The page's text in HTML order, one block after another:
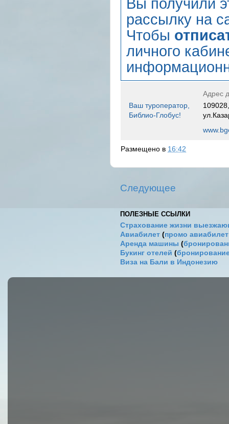
Вы получили
рассылку на
Чтобы
личного
Адрес
Ваш туроператор,
Библио-Глобус!
Размещено в 16:42
Следующее
ПОЛЕЗНЫЕ ССЫЛКИ
Страхование жизни
Авиабилет (промо
Аренда машины (
Букинг отелей (
Виза на Бали в Индонезию